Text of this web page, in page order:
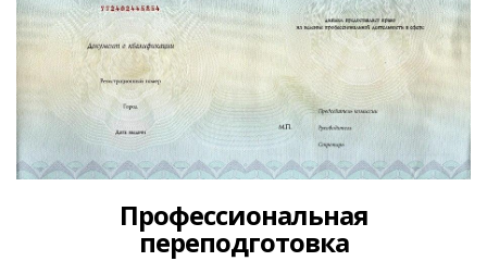
Профессиональная
переподготовка